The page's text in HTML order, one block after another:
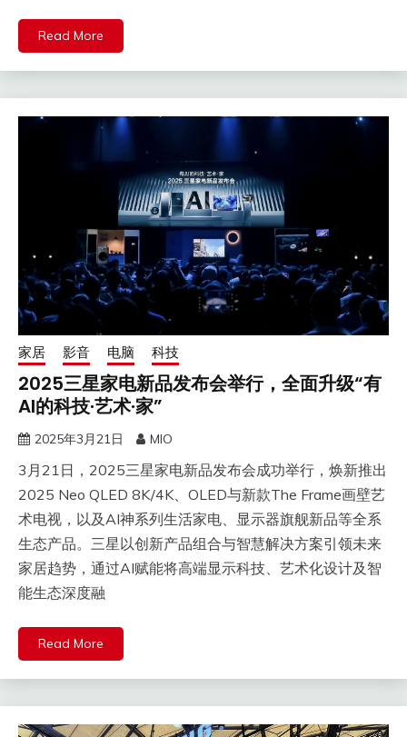
Read More
家居 影音 电脑 科技
2025三星家电新品发布会举行，全面升级“有
AI的科技∙艺术∙家”
2025年3月21日 MIO
3月21日，2025三星家电新品发布会成功举行，焕新推出
2025 Neo QLED 8K/4K、OLED与新款The Frame画壁艺
术电视，以及AI神系列生活家电、显示器旗舰新品等全系
生态产品。三星以创新产品组合与智慧解决方案引领未来
家居趋势，通过AI赋能将高端显示科技、艺术化设计及智
能生态深度融
Read More